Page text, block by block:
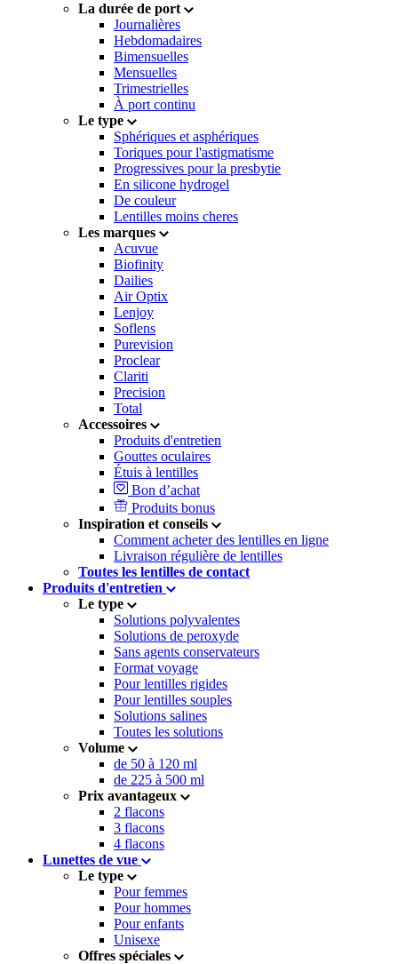
La durée de port
Journalières
Hebdomadaires
Bimensuelles
Mensuelles
Trimestrielles
À port continu
Le type
Sphériques et asphériques
Toriques pour l'astigmatisme
Progressives pour la presbytie
En silicone hydrogel
De couleur
Lentilles moins cheres
Les marques
Acuvue
Biofinity
Dailies
Air Optix
Lenjoy
Soflens
Purevision
Proclear
Clariti
Precision
Total
Accessoires
Produits d'entretien
Gouttes oculaires
Étuis à lentilles
Bon d’achat
Produits bonus
Inspiration et conseils
Comment acheter des lentilles en ligne
Livraison régulière de lentilles
Toutes les lentilles de contact
Produits d'entretien
Le type
Solutions polyvalentes
Solutions de peroxyde
Sans agents conservateurs
Format voyage
Pour lentilles rigides
Pour lentilles souples
Solutions salines
Toutes les solutions
Volume
de 50 à 120 ml
de 225 à 500 ml
Prix avantageux
2 flacons
3 flacons
4 flacons
Lunettes de vue
Le type
Pour femmes
Pour hommes
Pour enfants
Unisexe
Offres spéciales